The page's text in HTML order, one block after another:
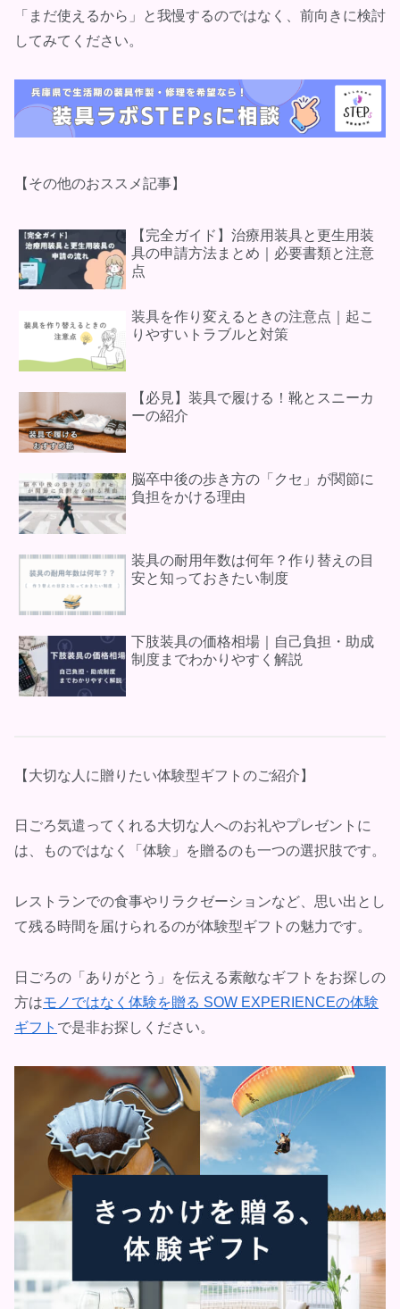
「まだ使えるから」と我慢するのではなく、前向きに検討
してみてください。
【その他のおススメ記事】
【完全ガイド】治療用装具と更生用装
具の申請方法まとめ｜必要書類と注意
点
装具を作り変えるときの注意点｜起こ
りやすいトラブルと対策
【必見】装具で履ける！靴とスニーカ
ーの紹介
脳卒中後の歩き方の「クセ」が関節に
負担をかける理由
装具の耐用年数は何年？作り替えの目
安と知っておきたい制度
下肢装具の価格相場｜自己負担・助成
制度までわかりやすく解説
【大切な人に贈りたい体験型ギフトのご紹介】
日ごろ気遣ってくれる大切な人へのお礼やプレゼントに
は、ものではなく「体験」を贈るのも一つの選択肢です。
レストランでの食事やリラクゼーションなど、思い出とし
て残る時間を届けられるのが体験型ギフトの魅力です。
日ごろの「ありがとう」を伝える素敵なギフトをお探しの
方はモノではなく体験を贈る SOW EXPERIENCEの体験
ギフト で是非お探しください。